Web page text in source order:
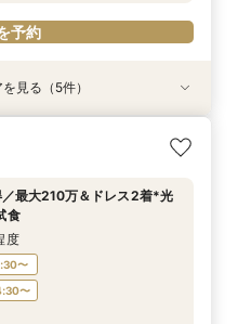
予約
フト付／ドレス＆挙式料プレ
〜
予約
数婚】挙式＆会食Newプラ
〜
予約
で完結◎】オンラインで会
〜
予約
営業ナシで安心！気軽によ
〜
予約
上◎】短縮90分Fair*雰囲気
〜
予約
見る（5件）
最大210万＆ドレス2着*光
食
度
〜
〜